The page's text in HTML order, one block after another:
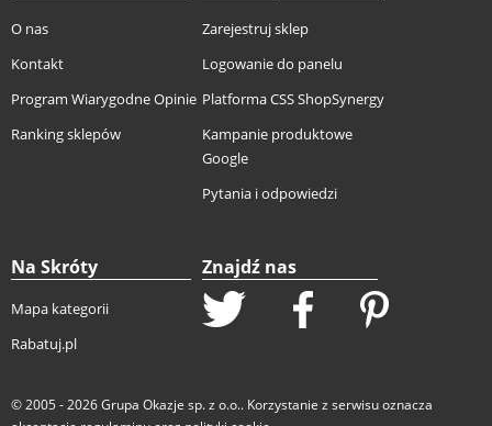
O nas
Kontakt
Program Wiarygodne Opinie
Ranking sklepów
Zarejestruj sklep
Logowanie do panelu
Platforma CSS ShopSynergy
Kampanie produktowe
Google
Pytania i odpowiedzi
Na Skróty
Mapa kategorii
Rabatuj.pl
Znajdź nas
© 2005 - 2026Grupa Okazje sp. z o.o.. Korzystanie z serwisu oznacza